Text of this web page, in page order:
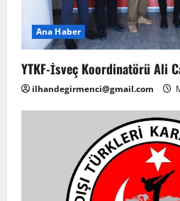
Ana Haber
YTKF-İsveç Koordinatörü Ali
ilhandegirmenci@gmail.com